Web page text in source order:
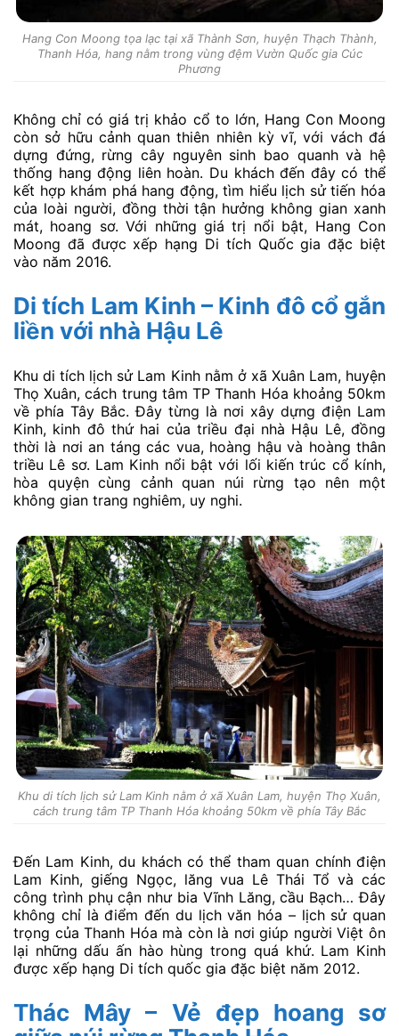
Hang Con Moong tọa lạc tại xã Thành Sơn, huyện Thạch Thành,
Thanh Hóa, hang nằm trong vùng đệm Vườn Quốc gia Cúc
Phương
Không chỉ có giá trị khảo cổ to lớn, Hang Con Moong
còn sở hữu cảnh quan thiên nhiên kỳ vĩ, với vách đá
dựng đứng, rừng cây nguyên sinh bao quanh và hệ
thống hang động liên hoàn. Du khách đến đây có thể
kết hợp khám phá hang động, tìm hiểu lịch sử tiến hóa
của loài người, đồng thời tận hưởng không gian xanh
mát, hoang sơ. Với những giá trị nổi bật, Hang Con
Moong đã được xếp hạng Di tích Quốc gia đặc biệt
vào năm 2016.
Di tích Lam Kinh – Kinh đô cổ gắn
liền với nhà Hậu Lê
Khu di tích lịch sử Lam Kinh nằm ở xã Xuân Lam, huyện
Thọ Xuân, cách trung tâm TP Thanh Hóa khoảng 50km
về phía Tây Bắc. Đây từng là nơi xây dựng điện Lam
Kinh, kinh đô thứ hai của triều đại nhà Hậu Lê, đồng
thời là nơi an táng các vua, hoàng hậu và hoàng thân
triều Lê sơ. Lam Kinh nổi bật với lối kiến trúc cổ kính,
hòa quyện cùng cảnh quan núi rừng tạo nên một
không gian trang nghiêm, uy nghi.
Khu di tích lịch sử Lam Kinh nằm ở xã Xuân Lam, huyện Thọ Xuân,
cách trung tâm TP Thanh Hóa khoảng 50km về phía Tây Bắc
Đến Lam Kinh, du khách có thể tham quan chính điện
Lam Kinh, giếng Ngọc, lăng vua Lê Thái Tổ và các
công trình phụ cận như bia Vĩnh Lăng, cầu Bạch… Đây
không chỉ là điểm đến du lịch văn hóa – lịch sử quan
trọng của Thanh Hóa mà còn là nơi giúp người Việt ôn
lại những dấu ấn hào hùng trong quá khứ. Lam Kinh
được xếp hạng Di tích quốc gia đặc biệt năm 2012.
Thác Mây – Vẻ đẹp hoang sơ